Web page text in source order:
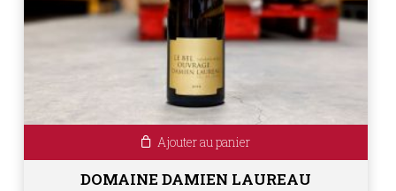
Ajouter au panier
DOMAINE DAMIEN LAUREAU